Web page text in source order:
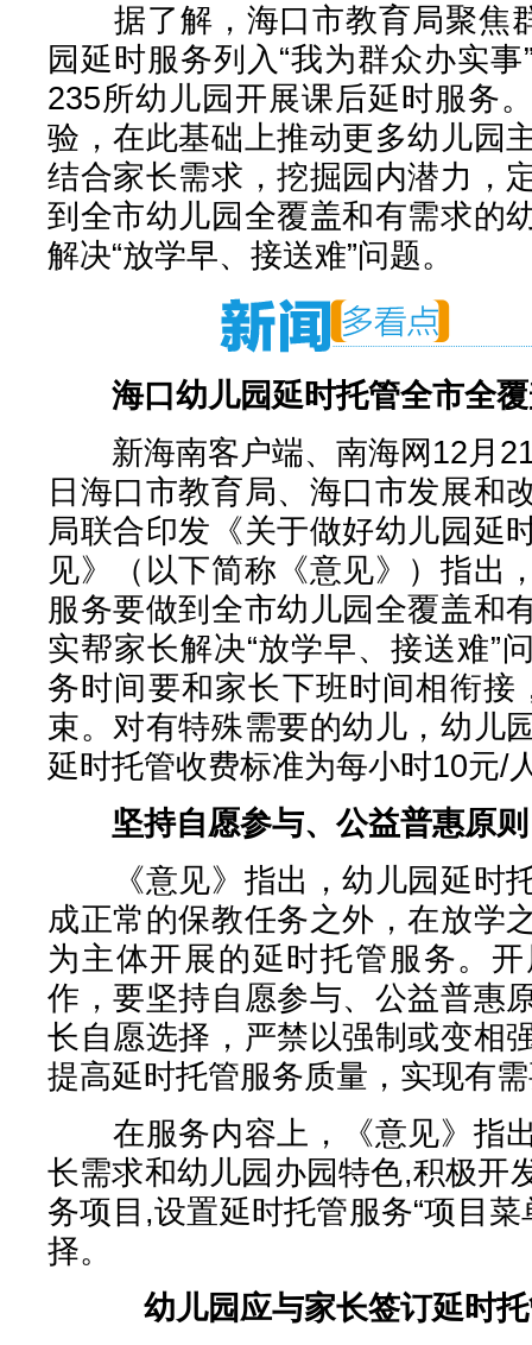
据了解，海口市教育局聚焦群
园延时服务列入“我为群众办实
235所幼儿园开展课后延时服务
验，在此基础上推动更多幼儿园
结合家长需求，挖掘园内潜力，
到全市幼儿园全覆盖和有需求的
解决“放学早、接送难”问题。
海口幼儿园延时托管全市全
新海南客户端、南海网12月21
日海口市教育局、海口市发展和
局联合印发《关于做好幼儿园延
见》（以下简称《意见》）指出
服务要做到全市幼儿园全覆盖和
实帮家长解决“放学早、接送难”
务时间要和家长下班时间相衔接
束。对有特殊需要的幼儿，幼儿
延时托管收费标准为每小时10元/
坚持自愿参与、公益普惠原则
《意见》指出，幼儿园延时
成正常的保教任务之外，在放学
为主体开展的延时托管服务。
作，要坚持自愿参与、公益普惠
长自愿选择，严禁以强制或变相
提高延时托管服务质量，实现有
在服务内容上，《意见》指
长需求和幼儿园办园特色,积极开
务项目,设置延时托管服务“项目
择。
幼儿园应与家长签订延时